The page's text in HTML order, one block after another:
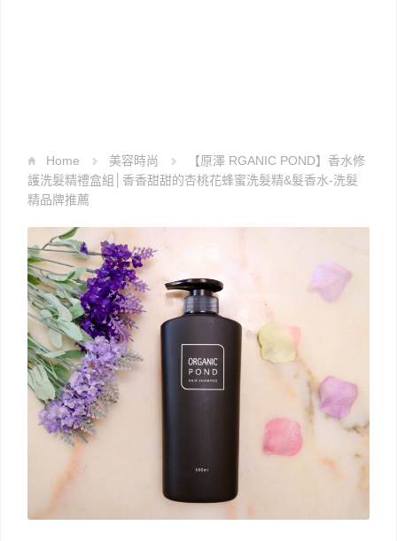
Home 美容時尚
【原澤 RGANIC POND】香水修
護洗髮精禮盒組│香香甜甜的杏桃花蜂蜜洗髮精&髮香水-洗髮
精品牌推薦